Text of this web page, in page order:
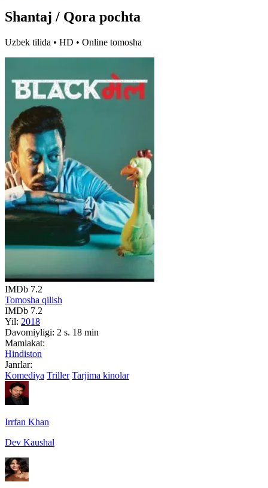
Shantaj / Qora pochta
Uzbek tilida • HD • Online tomosha
IMDb 7.2
Tomosha qilish
IMDb 7.2
Yil: 2018
Davomiyligi: 2 s. 18 min
Mamlakat:
Hindiston
Janrlar:
Komediya Triller Tarjima kinolar
Irrfan Khan
Dev Kaushal